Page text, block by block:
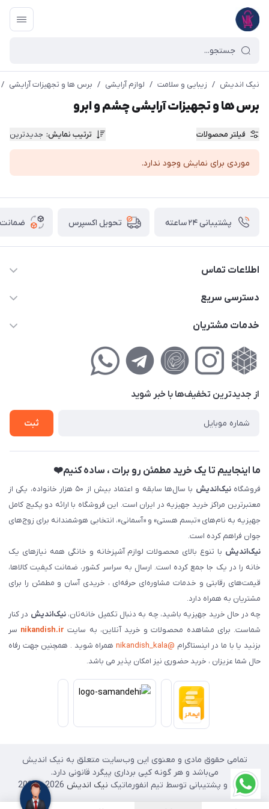
نیک اندیش / زیبایی و سلامت / لوازم آرایشی / برس ها و تجهیزات آرایشی /
برس ها و تجهیزات آرایشی چشم و ابرو
فیلتر محصولات ترتیب نمایش: جدیدترین
موردی برای نمایش وجود ندارد.
پشتیبانی ۲۴ ساعته تحویل اکسپرس ضمانت
اطلاعات تماس
02177111474
کوچه گلریز 4 غربی ، پلاک 13
دسترسی سریع
حساب کاربری
لیست محصولات
خدمات مشتریان
راهنمای‌خرید‌آنلاین
حریم خصوصی
فروش‌اقساطی
از جدید‌ترین تخفیف‌ها با‌ خبر شوید
ثبت
ما اینجاییم تا یک خرید مطمئن رو برات ، ساده کنیم❤️
فروشگاهنیک‌اندیش
با سال‌ها سابقه و اعتماد بیش از ۵۰ هزار خانواده، یکی از
معتبرترین مراکز خرید جهیزیه در ایران است. این فروشگاه با ارائه دو پکیج کامل
جهیزیه به نام‌های «تبسم هستی» و «آسمانی»، انتخابی هوشمندانه برای زوج‌های
جوان فراهم کرده است.
نیک‌اندیش با تنوع بالای محصولات لوازم آشپزخانه و خانگی همه نیازهای یک
خانه را در یک جا جمع کرده است. ارسال به سراسر کشور، ضمانت کیفیت کالاها،
قیمت‌های رقابتی و خدمات مشاوره‌ای حرفه‌ای ، خریدی آسان و مطمئن را برای
مشتریان به همراه دارد.
چه در حال خرید جهیزیه باشید، چه به دنبال تکمیل خانه‌تان،نیک‌اندیش در کنار
شماست. برای مشاهده محصولات و خرید آنلاین، به سایت nikandish.ir سر
بزنید یا با ما در اینستاگرام @nikandish_kala
همراه شوید . همچنین جهت رفاه
حال شما عزیزان ، خرید حضوری نیز امکان پذیر می باشد.
تمامی حقوق مادی و معنوی این وب‌سایت متعلق به نیک اندیش
می‌باشد و هر گونه کپی برداری پیگرد قانونی دارد.
طراحی و پشتیبانی توسط تیم انفورماتیک نیک اندیش 2026 - 2025